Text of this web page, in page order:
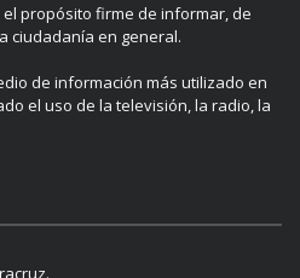
el propósito firme de informar, de
ciudadanía en general.
de información más utilizado en
el uso de la televisión, la radio, la